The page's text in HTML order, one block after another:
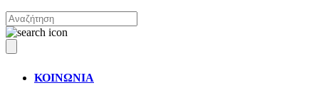
ΚΟΙΝΩΝΙΑ